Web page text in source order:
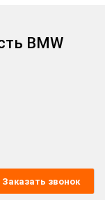
BMW
Заказать звонок